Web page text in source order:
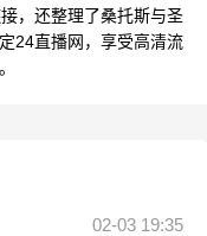
，还整理了桑托斯与圣
24直播网，享受高清流
02-03 19:35